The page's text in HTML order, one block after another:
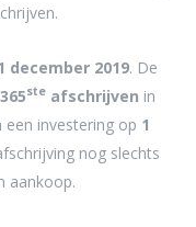
december 2019. De
ste afschrijven in
investering op 1
nog slechts
aankoop.